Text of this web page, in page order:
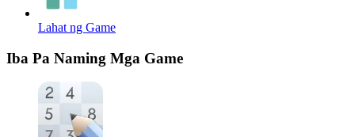
Lahat ng Game
Iba Pa Naming Mga Game